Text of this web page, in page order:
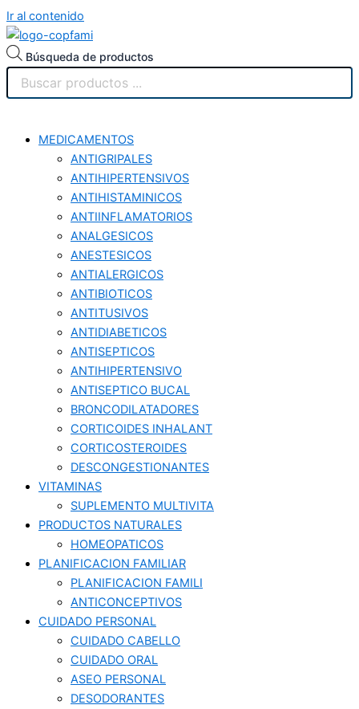
Ir al contenido
Búsqueda de productos
MEDICAMENTOS
ANTIGRIPALES
ANTIHIPERTENSIVOS
ANTIHISTAMINICOS
ANTIINFLAMATORIOS
ANALGESICOS
ANESTESICOS
ANTIALERGICOS
ANTIBIOTICOS
ANTITUSIVOS
ANTIDIABETICOS
ANTISEPTICOS
ANTIHIPERTENSIVO
ANTISEPTICO BUCAL
BRONCODILATADORES
CORTICOIDES INHALANT
CORTICOSTEROIDES
DESCONGESTIONANTES
VITAMINAS
SUPLEMENTO MULTIVITA
PRODUCTOS NATURALES
HOMEOPATICOS
PLANIFICACION FAMILIAR
PLANIFICACION FAMILI
ANTICONCEPTIVOS
CUIDADO PERSONAL
CUIDADO CABELLO
CUIDADO ORAL
ASEO PERSONAL
DESODORANTES